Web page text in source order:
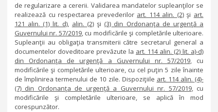
de regularizare a cererii. Validarea mandatelor supleanţilor se
realizează cu respectarea prevederilor art. 114 alin. (2)şi art.
121 alin. (1) lit. d), alin. (2)şi (3) din Ordonanţa de urgenţă a
Guvernului nr. 57/2019, cu modificările şi completările ulterioare.
Supleanţii au obligaţia transmiterii către secretarul general a
documentelor doveditoare prevăzute la art. 114 alin. (2) lit. a)-d)
din Ordonanţa de urgenţă a Guvernului nr. 57/2019, cu
modificările şi completările ulterioare, cu cel puţin 5 zile înainte
de împlinirea termenului de 10 zile. Dispoziţiile art. 114 alin. (4)-
(7) din Ordonanţa de urgenţă a Guvernului nr. 57/2019, cu
modificările şi completările ulterioare, se aplică în mod
corespunzător.